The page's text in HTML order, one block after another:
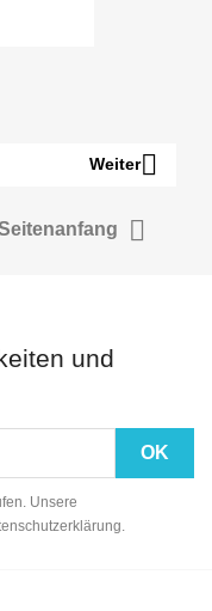
Weiter

und
Unsere